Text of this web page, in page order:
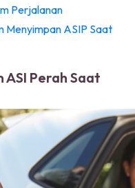
Perjalanan
Menyimpan ASIP Saat
Perah Saat